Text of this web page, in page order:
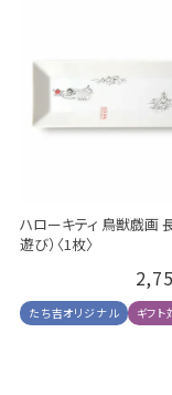
ハローキティ 鳥獣戯画
遊び）〈1枚〉
たち吉オリジナル ギフト